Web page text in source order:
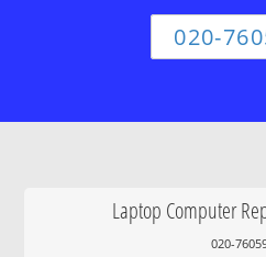
020-
Laptop Computer
020-